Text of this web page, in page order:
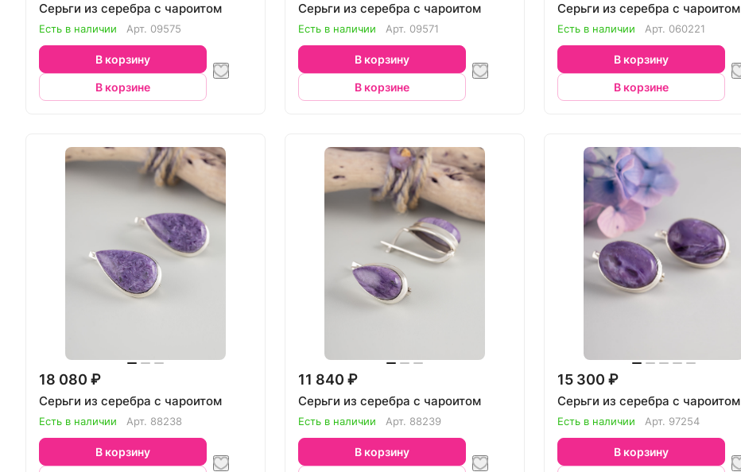
Серьги из серебра с чароитом
Есть в наличии Арт. 09575
В корзину
В корзине
Серьги из серебра с чароитом
Есть в наличии Арт. 09571
В корзину
В корзине
Серьги из серебра с чароитом
Есть в наличии Арт. 060221
В корзину
В корзине
18 080 ₽
Серьги из серебра с чароитом
Есть в наличии Арт. 88238
В корзину
11 840 ₽
Серьги из серебра с чароитом
Есть в наличии Арт. 88239
В корзину
15 300 ₽
Серьги из серебра с чароитом
Есть в наличии Арт. 97254
В корзину